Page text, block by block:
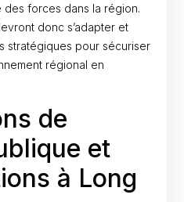
forces dans la région.
donc s’adapter et
stratégiques pour sécuriser
régional en
de
et
à Long